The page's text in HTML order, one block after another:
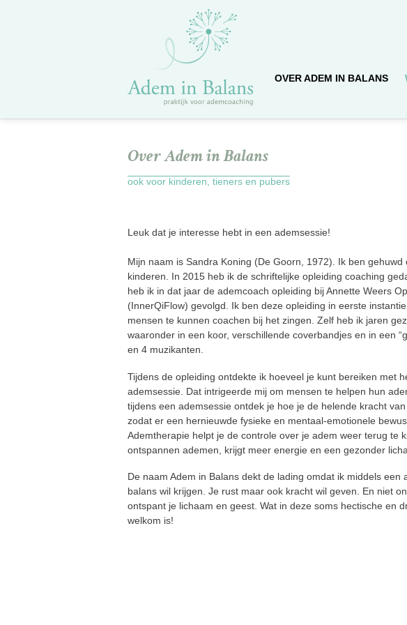
OVER ADEM IN BALANS
Over Adem in Balans
ook voor kinderen, tieners en pubers
Leuk dat je interesse hebt in een ademsessie!
Mijn naam is Sandra Koning (De Goorn, 1972). Ik ben gehuwd
kinderen. In 2015 heb ik de schriftelijke opleiding coaching
heb ik in dat jaar de ademcoach opleiding bij Annette Weers
(InnerQiFlow) gevolgd. Ik ben deze opleiding in eerste
mensen te kunnen coachen bij het zingen. Zelf heb ik jaren
waaronder in een koor, verschillende coverbandjes en in een
en 4 muzikanten.
Tijdens de opleiding ontdekte ik hoeveel je kunt bereiken met
ademsessie. Dat intrigeerde mij om mensen te helpen hun
tijdens een ademsessie ontdek je hoe je de helende kracht
zodat er een hernieuwde fysieke en mentaal-emotionele
Ademtherapie helpt je de controle over je adem weer terug te
ontspannen ademen, krijgt meer energie en een gezonder
De naam Adem in Balans dekt de lading omdat ik middels een
balans wil krijgen. Je rust maar ook kracht wil geven. En niet
ontspant je lichaam en geest. Wat in deze soms hectische en
welkom is!